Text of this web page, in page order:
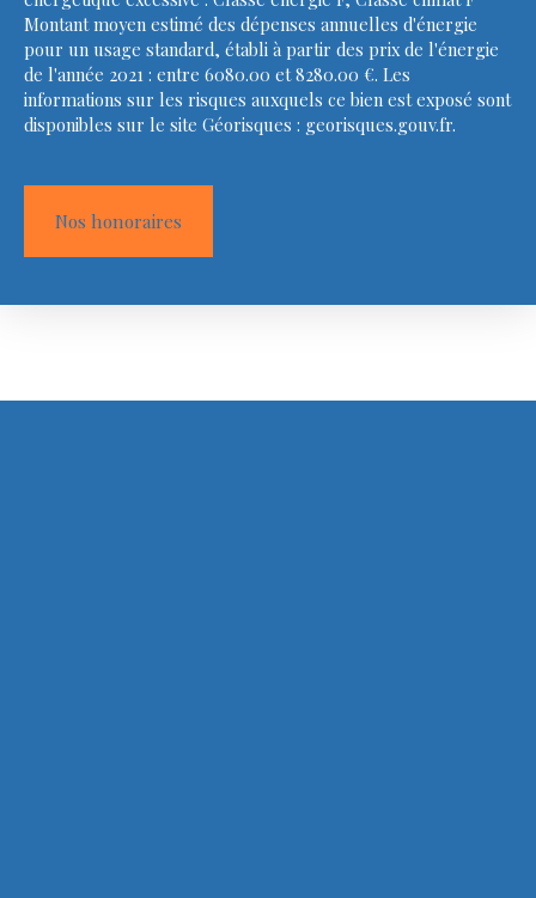
Montant moyen estimé des dépenses annuelles d'énergie
pour un usage standard, établi à partir des prix de l'énergie
de l'année 2021 : entre 6080.00 et 8280.00 €. Les
informations sur les risques auxquels ce bien est exposé sont
disponibles sur le site Géorisques : georisques.gouv.fr.
Nos honoraires